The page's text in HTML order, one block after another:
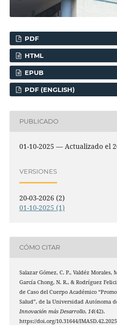
PDF
HTML
EPUB
PDF (ENGLISH)
PUBLICADO
01-10-2025 — Actualizado el
VERSIONES
20-03-2026 (2)
01-10-2025 (1)
CÓMO CITAR
Salazar Gómez, C. P., Valdéz Morales,
García Chong, N. R., & Rodríguez
de Caso del Cuerpo Académico
Salud”, de la Universidad Autónoma
Innovación más Desarrollo, 14(42).
https://doi.org/10.31644/